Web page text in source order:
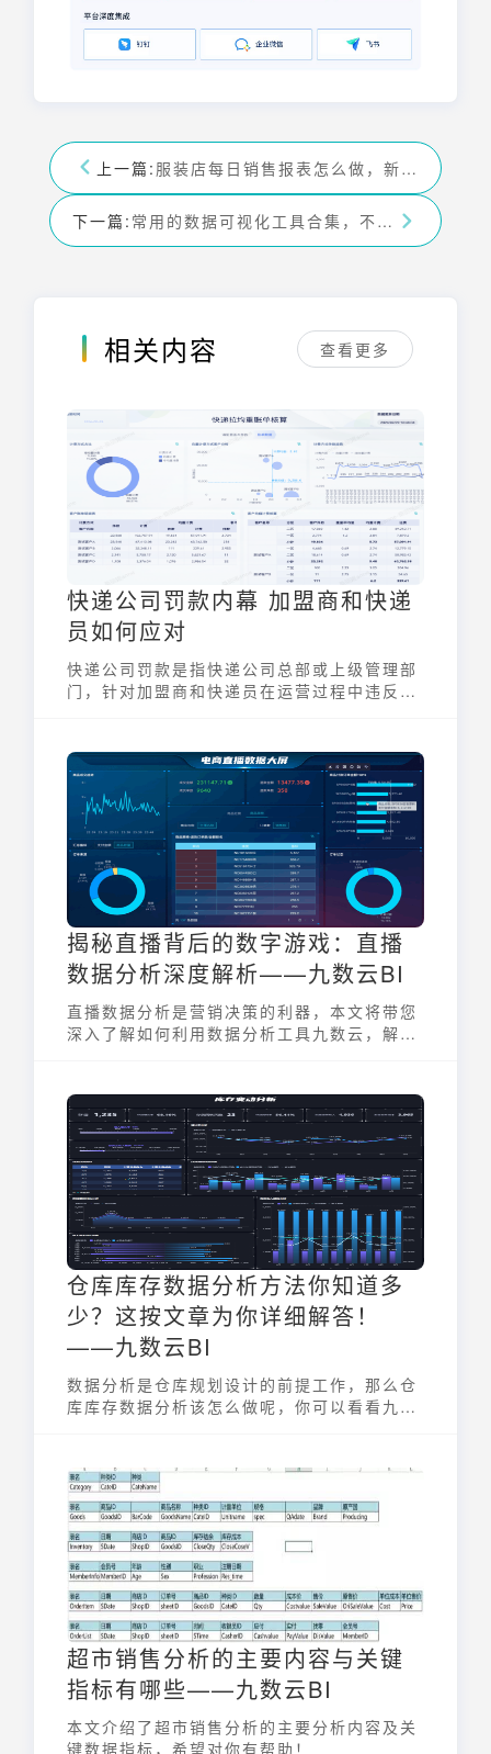
上一篇: 服装店每日销售报表怎么做，新手小白看过来——九数云
下一篇: 常用的数据可视化工具合集，不来看看吗——九数云
相关内容 查看更多
快递公司罚款内幕 加盟商和快递
员如何应对
快递公司罚款是指快递公司总部或上级管理部
门，针对加盟商和快递员在运营过程中违反内
性、货物完整性、实名制执行以及客户投诉处
理等方面。尽管快递公司罚款旨在规范服务、
提高效率，但其“以罚代管”的模式，常引发加
盟商与快递员的不满，甚至导致用工短缺和服
务质量下降等问题。
揭秘直播背后的数字游戏：直播
数据分析深度解析——九数云BI
直播数据分析是营销决策的利器，本文将带您
深入了解如何利用数据分析工具九数云，解析
仓库库存数据分析方法你知道多
少？这按文章为你详细解答！
——九数云BI
数据分析是仓库规划设计的前提工作，那么仓
库库存数据分析该怎么做呢，你可以看看九数
超市销售分析的主要内容与关键
指标有哪些——九数云BI
本文介绍了超市销售分析的主要分析内容及关
键数据指标，希望对你有帮助！